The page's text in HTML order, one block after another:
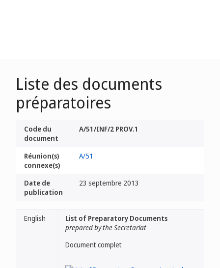
Liste des documents
préparatoires
Code du
document
A/51/INF/2 PROV.1
Réunion(s)
connexe(s)
A/51
Date de
publication
23 septembre 2013
English
List of Preparatory Documents
prepared by the Secretariat
Document complet